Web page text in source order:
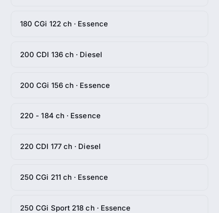
180 CGi 122 ch · Essence
200 CDI 136 ch · Diesel
200 CGi 156 ch · Essence
220 - 184 ch · Essence
220 CDI 177 ch · Diesel
250 CGi 211 ch · Essence
250 CGi Sport 218 ch · Essence